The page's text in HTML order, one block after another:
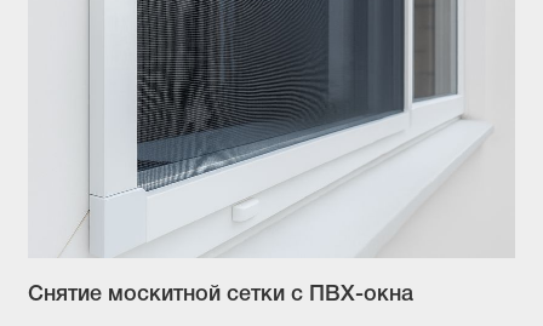
Снятие москитной сетки с ПВХ-окна